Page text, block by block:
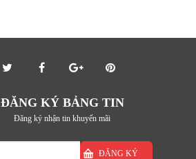
ĐĂNG KÝ BẢNG TIN
Đăng ký nhận tin khuyến mãi
ĐĂNG KÝ